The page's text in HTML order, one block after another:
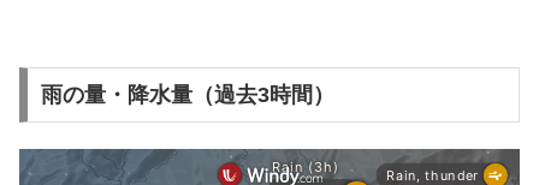
雨の量・降水量（過去3時間）